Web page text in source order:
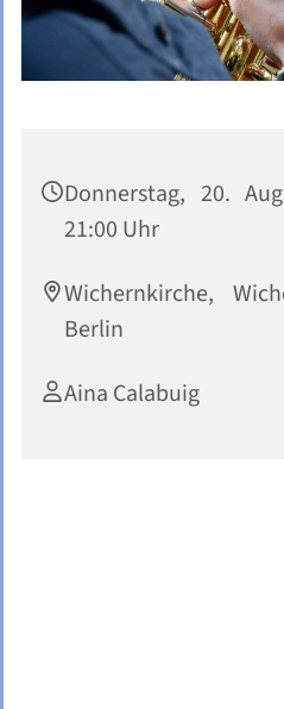
Donnerstag, 20.
21:00 Uhr
Wichernkirche,
Berlin
Aina Calabuig